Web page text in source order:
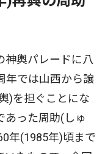
輿パレードに八
年では山西から譲
)を担ぐことにな
あった周助(しゅ
年(1985年)頃まで